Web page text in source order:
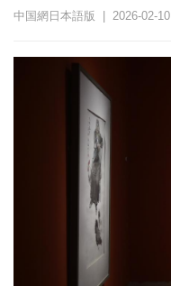
中国網日本語版 | 2026-02-10